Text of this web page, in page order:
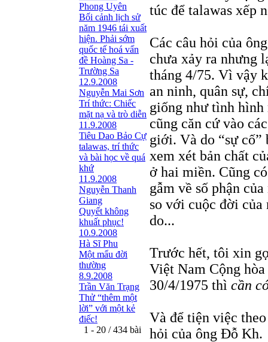
Phong Uyên
Bối cảnh lịch sử
năm 1946 tái xuất
hiện. Phải sớm
quốc tế hoá vấn
đề Hoàng Sa -
Trường Sa
12.9.2008
Nguyễn Mai Sơn
Trí thức: Chiếc
mặt nạ và trò diễn
11.9.2008
Tiêu Dao Bảo Cự
talawas, trí thức
và bài học về quá
khứ
11.9.2008
Nguyễn Thanh
Giang
Quyết không
khuất phục!
10.9.2008
Hà Sĩ Phu
Một mẩu đời
thường
8.9.2008
Trần Văn Trạng
Thử “thêm một
lời” với một kẻ
điếc!
1 - 20 / 434 bài
túc để talawas xếp
Các câu hỏi của
chưa xảy ra nhưng
tháng 4/75. Vì vậy
an ninh, quân sự,
giống như tình hình
cũng căn cứ vào
giới. Và do “sự cố”
xem xét bản chất
ở hai miền. Cũng
gẫm về số phận
so với cuộc đời của
do...
Trước hết, tôi xin
Việt Nam Cộng
30/4/1975 thì cần
Và để tiện việc
hỏi của ông Đỗ Kh.